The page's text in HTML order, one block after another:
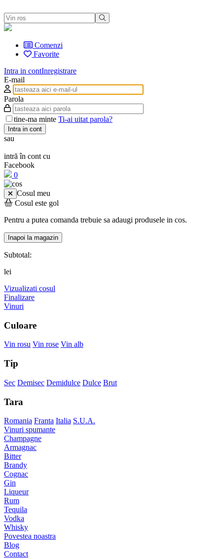
Comenzi
Favorite
Intra in contInregistrare
E-mail
Parola
tine-ma minte Ti-ai uitat parola?
Intra in cont
sau
intră în cont cu
Facebook
0
Cosul meu
Cosul este gol
Pentru a putea comanda trebuie sa adaugi produsele in cos.
Inapoi la magazin
Subtotal:
lei
Vizualizati cosul
Finalizare
Vinuri
Culoare
Vin rosu Vin rose Vin alb
Tip
Sec Demisec Demidulce Dulce Brut
Tara
Romania Franta Italia S.U.A.
Vinuri spumante
Champagne
Armagnac
Bitter
Brandy
Cognac
Gin
Liqueur
Rum
Tequila
Vodka
Whisky
Povestea noastra
Blog
Contact